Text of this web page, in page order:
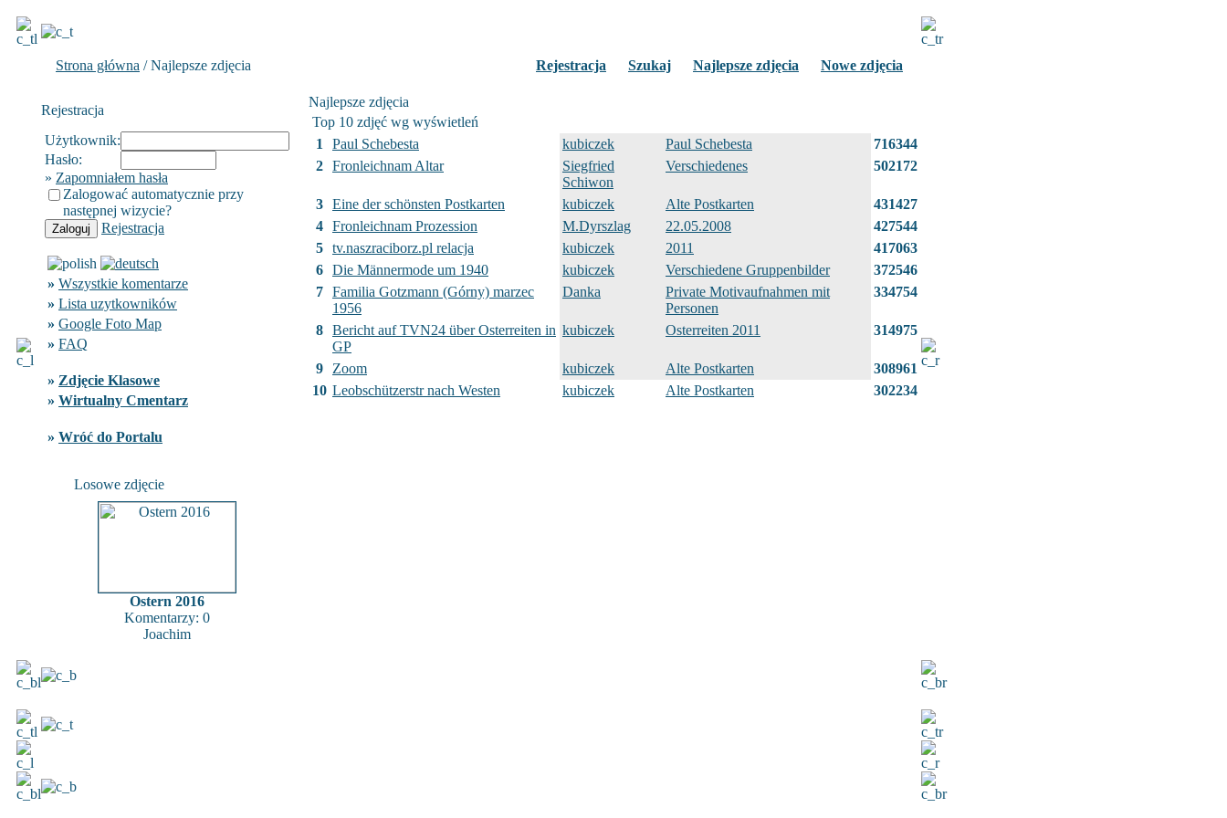
Strona główna / Najlepsze zdjęcia Rejestracja Szukaj Najlepsze zdjęcia Nowe zdjęcia
Rejestracja
Użytkownik:
Hasło:
» Zapomniałem hasła
Zalogować automatycznie przy
następnej wizycie?
Rejestracja
» Wszystkie komentarze
» Lista uzytkowników
» Google Foto Map
» FAQ
» Zdjęcie Klasowe
» Wirtualny Cmentarz
» Wróć do Portalu
Losowe zdjęcie
Ostern 2016
Komentarzy: 0
Joachim
Najlepsze zdjęcia
Top 10 zdjęć wg wyświetleń
1
Paul Schebesta kubiczek Paul Schebesta
716344
2 Fronleichnam Altar
Siegfried
Schiwon
Verschiedenes 502172
3 Eine der schönsten Postkarten kubiczek Alte Postkarten
431427
4 Fronleichnam Prozession M.Dyrszlag 22.05.2008
427544
5 tv.naszraciborz.pl relacja kubiczek 2011
417063
6 Die Männermode um 1940 kubiczek Verschiedene Gruppenbilder
372546
7 Familia Gotzmann (Górny) marzec
1956
Danka
Private Motivaufnahmen mit
Personen
334754
8 Bericht auf TVN24 über Osterreiten in
GP
kubiczek Osterreiten 2011 314975
9 Zoom kubiczek Alte Postkarten
308961
10 Leobschützerstr nach Westen kubiczek Alte Postkarten 302234